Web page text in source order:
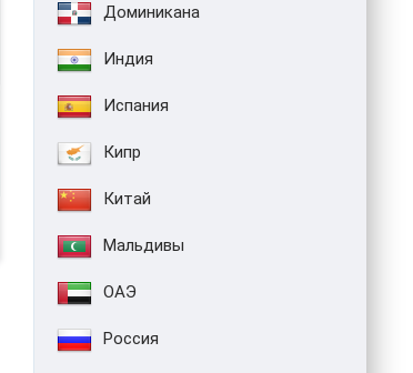
Доминикана
Индия
Испания
Кипр
Китай
Мальдивы
ОАЭ
Россия